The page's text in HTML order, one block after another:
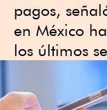
pagos,
en México
los últimos